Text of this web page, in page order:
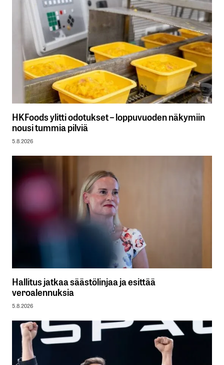
HKFoods ylitti odotukset – loppuvuoden näkymiin
nousi tummia pilviä
5.8.2026
Hallitus jatkaa säästölinjaa ja esittää
veroalennuksia
5.8.2026